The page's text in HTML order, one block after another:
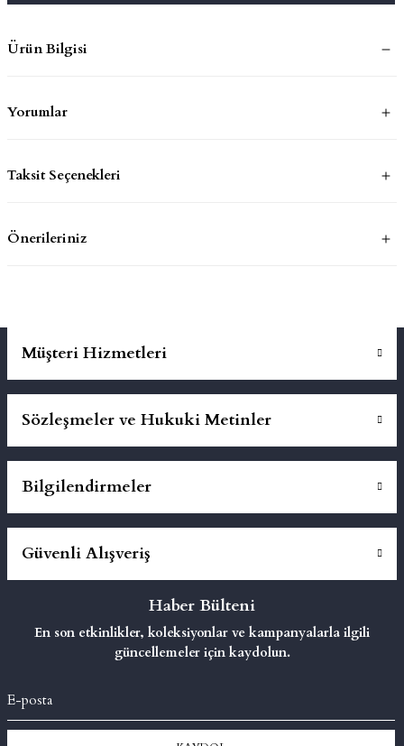
Ürün Bilgisi
Yorumlar
Taksit Seçenekleri
Önerileriniz
Müşteri Hizmetleri
Sözleşmeler ve Hukuki Metinler
Bilgilendirmeler
Güvenli Alışveriş
Haber Bülteni
En son etkinlikler, koleksiyonlar ve kampanyalarla ilgili
güncellemeler için kaydolun.